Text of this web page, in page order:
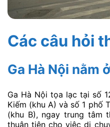
Các câu hỏi
Ga Hà Nội nằm
Ga Hà Nội tọa lạc tại số
Kiếm (khu A) và số 1 phố
(khu B), ngay trung
thuận tiện cho việc di